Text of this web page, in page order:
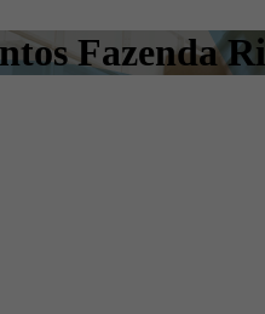
Fazenda